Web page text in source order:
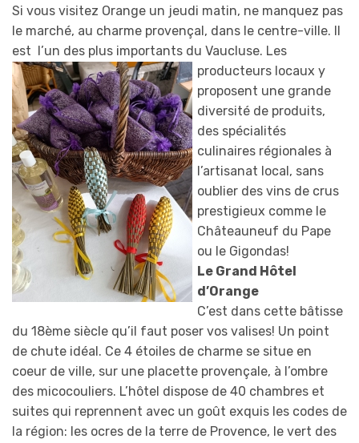
Si vous visitez Orange un jeudi matin, ne manquez pas
le marché, au charme provençal, dans le centre-ville. Il
est l’un des plus importants du Vaucluse. Les
producteurs locaux y
proposent une grande
diversité de produits,
des spécialités
culinaires régionales à
l’artisanat local, sans
oublier des vins de crus
prestigieux comme le
Châteauneuf du Pape
ou le Gigondas!
Le Grand Hôtel
d’Orange
C’est dans cette bâtisse
du 18ème siècle qu’il faut poser vos valises! Un point
de chute idéal. Ce 4 étoiles de charme se situe en
coeur de ville, sur une placette provençale, à l’ombre
des micocouliers. L’hôtel dispose de 40 chambres et
suites qui reprennent avec un goût exquis les codes de
la région: les ocres de la terre de Provence, le vert des